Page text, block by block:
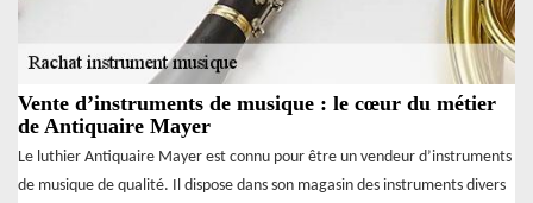
Vente d’instruments de musique : le cœur du métier
de Antiquaire Mayer
Le luthier Antiquaire Mayer est connu pour être un vendeur d’instruments
de musique de qualité. Il dispose dans son magasin des instruments divers